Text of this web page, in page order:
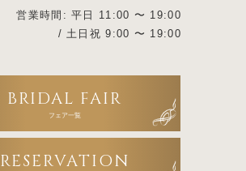
営業時間: 平日 11:00 〜 19:00
/ 土日祝 9:00 〜 19:00
BRIDAL FAIR
フェア一覧
RESERVATION